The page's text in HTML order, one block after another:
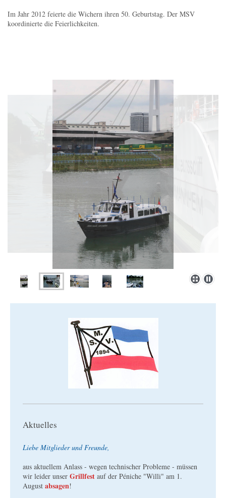
Im Jahr 2012 feierte die Wichern ihren 50. Geburtstag. Der MSV
koordinierte die Feierlichkeiten.
Aktuelles
Liebe Mitglieder und Freunde,
aus aktuellem Anlass - wegen technischer Probleme - müssen
wir leider unser Grillfest auf der Péniche "Willi" am 1.
August absagen!